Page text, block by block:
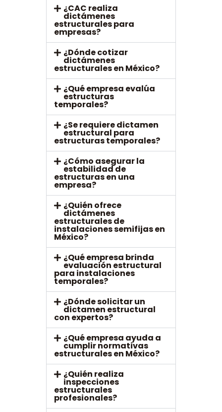
¿CAC realiza
dictámenes
estructurales para
empresas?
¿Dónde cotizar
dictámenes
estructurales en México?
¿Qué empresa evalúa
estructuras
temporales?
¿Se requiere dictamen
estructural para
estructuras temporales?
¿Cómo asegurar la
estabilidad de
estructuras en una
empresa?
¿Quién ofrece
dictámenes
estructurales de
instalaciones semifijas en
México?
¿Qué empresa brinda
evaluación estructural
para instalaciones
temporales?
¿Dónde solicitar un
dictamen estructural
con expertos?
¿Qué empresa ayuda a
cumplir normativas
estructurales en México?
¿Quién realiza
inspecciones
estructurales
profesionales?